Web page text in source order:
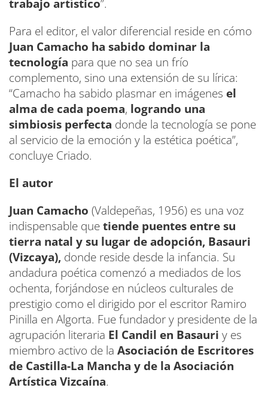
trabajo artístico”.
Para el editor, el valor diferencial reside en cómo
Juan Camacho ha sabido dominar la
tecnología para que no sea un frío
complemento, sino una extensión de su lírica:
“Camacho ha sabido plasmar en imágenes el
alma de cada poema, logrando una
simbiosis perfecta donde la tecnología se pone
al servicio de la emoción y la estética poética”,
concluye Criado.
El autor
Juan Camacho (Valdepeñas, 1956) es una voz
indispensable quetiende puentes entre su
tierra natal y su lugar de adopción, Basauri
(Vizcaya), donde reside desde la infancia. Su
andadura poética comenzó a mediados de los
ochenta, forjándose en núcleos culturales de
prestigio como el dirigido por el escritor Ramiro
Pinilla en Algorta. Fue fundador y presidente de la
agrupación literaria El Candil en Basauri y es
miembro activo de la Asociación de Escritores
de Castilla-La Mancha y de la Asociación
Artística Vizcaína.